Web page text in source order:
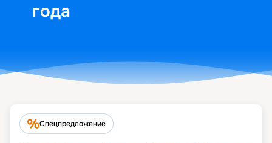
года
Спецпредложение